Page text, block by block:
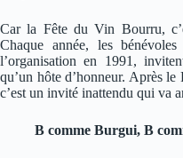
Car la Fête du Vin Bourru,
Chaque année, les
l’organisation en 1991,
qu’un hôte d’honneur. Après
c’est un invité inattendu qui va
B comme Burgui, B